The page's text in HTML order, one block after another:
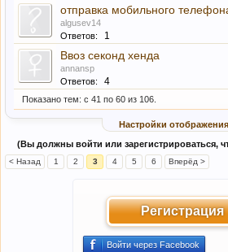
отправка мобильного
algusev14
Ответов:
1
Ввоз секонд хенда
annansp
Ответов:
4
Показано тем: с 41 по 60 из 106.
Настройки
(Вы должны войти или зарегистрироваться,
< Назад 1 2 3 4 5 6 Вперёд >
Регистрация
Войти через Facebook